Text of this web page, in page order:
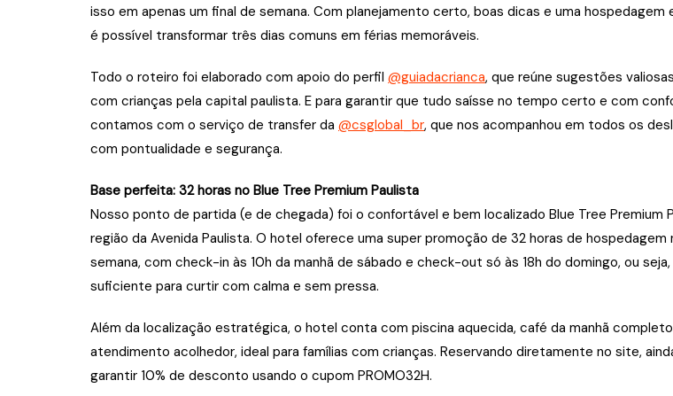
isso em apenas um final de semana. Com planejamento certo, boas dicas e uma hospedagem
é possível transformar três dias comuns em férias memoráveis.
Todo o roteiro foi elaborado com apoio do perfil @guiadacrianca, que reúne sugestões
com crianças pela capital paulista. E para garantir que tudo saísse no tempo certo e com
contamos com o serviço de transfer da @csglobal_br, que nos acompanhou em todos os
com pontualidade e segurança.
Base perfeita: 32 horas no Blue Tree Premium Paulista
Nosso ponto de partida (e de chegada) foi o confortável e bem localizado Blue Tree Premium
região da Avenida Paulista. O hotel oferece uma super promoção de 32 horas de hospedagem
semana, com check-in às 10h da manhã de sábado e check-out só às 18h do domingo, ou
suficiente para curtir com calma e sem pressa.
Além da localização estratégica, o hotel conta com piscina aquecida, café da manhã
atendimento acolhedor, ideal para famílias com crianças. Reservando diretamente no site,
garantir 10% de desconto usando o cupom PROMO32H.